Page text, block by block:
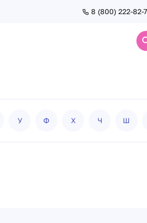
8 (800) 222-82-
У Ф Х Ч Ш